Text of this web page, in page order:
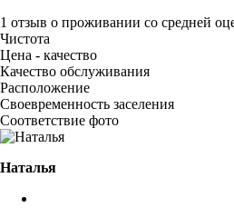
1 отзыв о проживании со средней
Чистота
Цена - качество
Качество обслуживания
Расположение
Своевременность заселения
Соответствие фото
Наталья